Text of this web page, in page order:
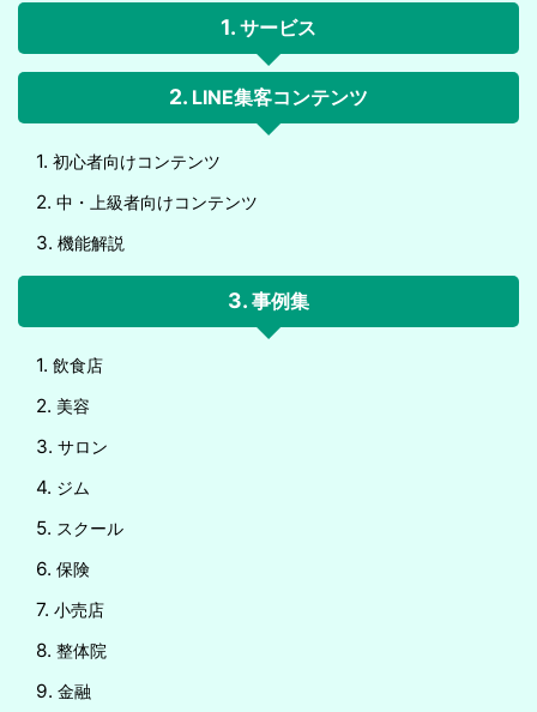
サービス
LINE集客コンテンツ
初心者向けコンテンツ
中・上級者向けコンテンツ
機能解説
事例集
飲食店
美容
サロン
ジム
スクール
保険
小売店
整体院
金融